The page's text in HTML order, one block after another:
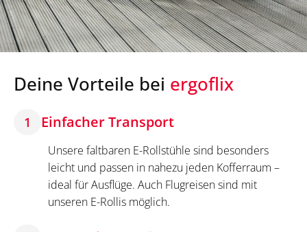
Deine Vorteile bei ergoflix
1 Einfacher Transport
Unsere faltbaren E-Rollstühle sind besonders
leicht und passen in nahezu jeden Kofferraum –
ideal für Ausflüge. Auch Flugreisen sind mit
unseren E-Rollis möglich.